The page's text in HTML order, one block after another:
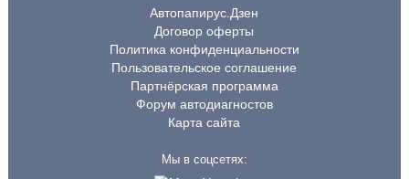
Автопапирус.Дзен
Договор оферты
Политика конфиденциальности
Пользовательское соглашение
Партнёрская программа
Форум автодиагностов
Карта сайта
Мы в соцсетях: